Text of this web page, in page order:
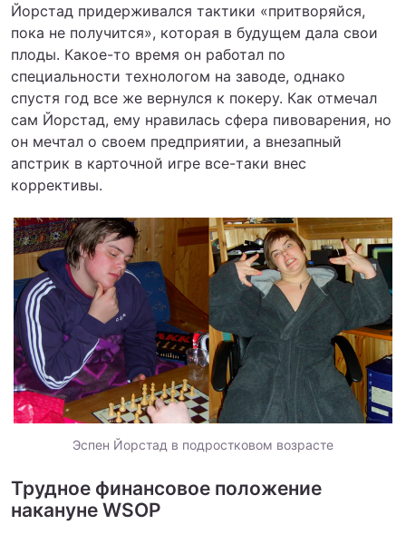
Йорстад придерживался тактики «притворяйся,
пока не получится», которая в будущем дала свои
плоды. Какое-то время он работал по
специальности технологом на заводе, однако
спустя год все же вернулся к покеру. Как отмечал
сам Йорстад, ему нравилась сфера пивоварения, но
он мечтал о своем предприятии, а внезапный
апстрик в карточной игре все-таки внес
коррективы.
Эспен Йорстад в подростковом возрасте
Трудное финансовое положение
накануне WSOP